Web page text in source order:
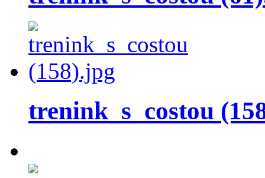
trenink_s_costou